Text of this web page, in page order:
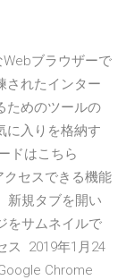
ブラウザーで
されたインター
ためのツールの
に入りを格納す
ドはこちら
クセスできる機能
新規タブを開い
をサムネイルで
ス 2019年1月24
Chrome